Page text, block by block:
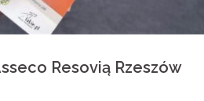
Resovią Rzeszów